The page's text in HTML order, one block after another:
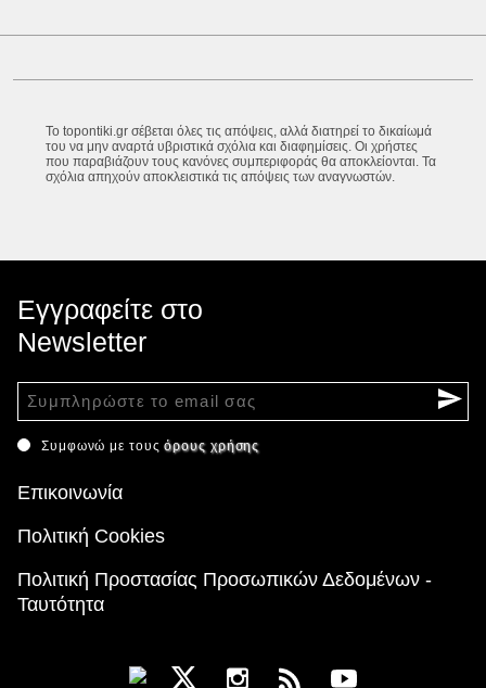
Το topontiki.gr σέβεται όλες τις απόψεις, αλλά διατηρεί το δικαίωμά
του να μην αναρτά υβριστικά σχόλια και διαφημίσεις. Οι χρήστες
που παραβιάζουν τους κανόνες συμπεριφοράς θα αποκλείονται. Τα
σχόλια απηχούν αποκλειστικά τις απόψεις των αναγνωστών.
Εγγραφείτε στο
Newsletter
Συμφωνώ με τουςόρους χρήσης
Επικοινωνία
Πολιτική Cookies
Πολιτική Προστασίας Προσωπικών Δεδομένων -
Ταυτότητα